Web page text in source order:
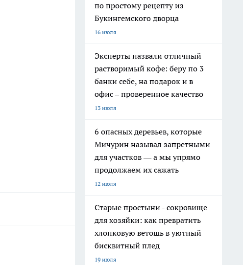
по простому рецепту из
Букингемского дворца
16 июля
Эксперты назвали отличный
растворимый кофе: беру по 3
банки себе, на подарок и в
офис – проверенное качество
13 июля
6 опасных деревьев, которые
Мичурин называл запретными
для участков — а мы упрямо
продолжаем их сажать
12 июля
Старые простыни - сокровище
для хозяйки: как превратить
хлопковую ветошь в уютный
бисквитный плед
19 июля